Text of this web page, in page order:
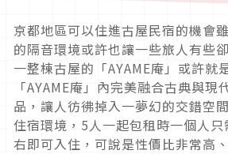
京都地區可以住進古屋民宿的機會
的隔音環境或許也讓一些旅人有些
一整棟古屋的「AYAME庵」或許就
「AYAME庵」內完美融合古典與現
品，讓人彷彿掉入一夢幻的交錯空
住宿環境，5人一起包租時一個人
右即可入住，可說是性價比非常高